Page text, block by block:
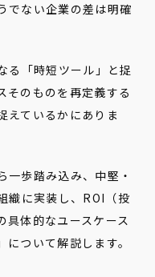
でない企業の差は明確
る「時短ツール」と捉
そのものを再定義する
えているかにありま
一歩踏み込み、中堅・
織に実装し、ROI（投
具体的なユースケース
ついて解説します。